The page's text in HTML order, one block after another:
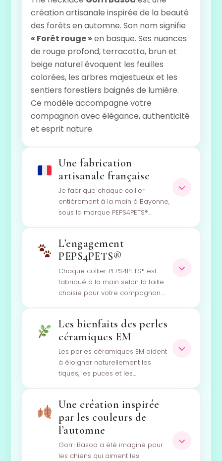
création artisanale inspirée de la beauté
des forêts en automne. Son nom signifie
« Forêt rouge » en basque. Ses nuances
de rouge profond, terracotta, brun et
beige naturel évoquent les feuilles
colorées, les arbres majestueux et les
sentiers forestiers baignés de lumière.
Ce modèle accompagne votre
compagnon avec élégance, authenticité
et esprit nature.
Une fabrication
artisanale française
Je fabrique chaque collier
entièrement à la main à Bayonne,
sous la marque PEPS4PETS®.…
L’engagement
PEPS4PETS®
Chaque collier PEPS4PETS® est
fabriqué à la main selon la taille
choisie pour votre compagnon.…
Les bienfaits des perles
céramiques EM
Les perles céramiques EM aident
à éloigner naturellement les
tiques, les puces et les…
Une création inspirée
par les couleurs de
l’automne
Gorri Basoa a été imaginé pour
les chiens qui aiment les